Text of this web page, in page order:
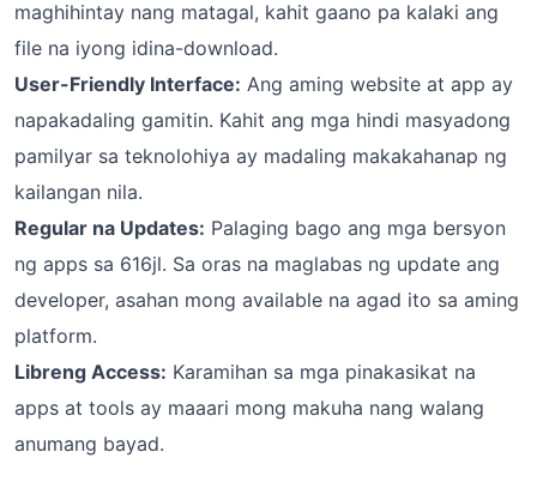
maghihintay nang matagal, kahit gaano pa kalaki ang
file na iyong idina-download.
User-Friendly Interface: Ang aming website at app ay
napakadaling gamitin. Kahit ang mga hindi masyadong
pamilyar sa teknolohiya ay madaling makakahanap ng
kailangan nila.
Regular na Updates: Palaging bago ang mga bersyon
ng apps sa 616jl. Sa oras na maglabas ng update ang
developer, asahan mong available na agad ito sa aming
platform.
Libreng Access: Karamihan sa mga pinakasikat na
apps at tools ay maaari mong makuha nang walang
anumang bayad.